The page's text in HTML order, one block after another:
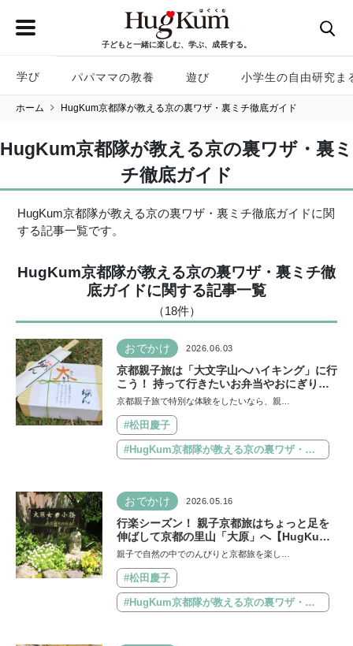
子どもと一緒に楽しむ、学ぶ、成長する。
学び パパママの教養 遊び 小学生の自由研究ま
ホーム HugKum京都隊が教える京の裏ワザ・裏ミチ徹底ガイド
HugKum京都隊が教える京の裏ワザ・裏ミ
チ徹底ガイド
HugKum京都隊が教える京の裏ワザ・裏ミチ徹底ガイドに関
する記事一覧です。
HugKum京都隊が教える京の裏ワザ・裏ミチ徹
底ガイドに関する記事一覧
（18件）
おでかけ 2026.06.03
京都親子旅は「大文字山へハイキング」に行
こう！ 持って行きたいお弁当やおにぎりも
紹介【HugKum京都隊が教える京の裏ワ
京都親子旅で特別な体験をしたいなら、親…
#松田慶子
#HugKum京都隊が教える京の裏ワザ・裏ミチ徹底ガイド
おでかけ 2026.05.16
行楽シーズン！ 親子京都旅はちょっと足を
伸ばして京都の里山「大原」へ【HugKum
京都隊が教える京の裏ワザ・裏ミチ徹底ガイ
親子で自然の中でのんびりと京都旅を楽し…
#松田慶子
#HugKum京都隊が教える京の裏ワザ・裏ミチ徹底ガイド